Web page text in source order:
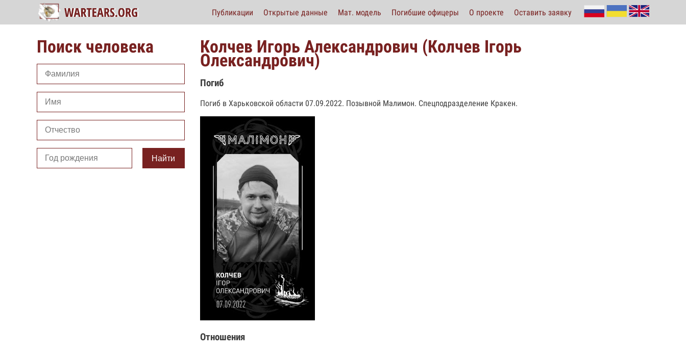
Публикации Открытые данные Мат. модель Погибшие офицеры О проекте Оставить заявку
Поиск человека
Найти
Колчев Игорь Александрович (Колчев Iгорь
Олександрович)
Погиб
Погиб в Харьковской области 07.09.2022. Позывной Малимон. Спецподразделение Кракен.
Отношения